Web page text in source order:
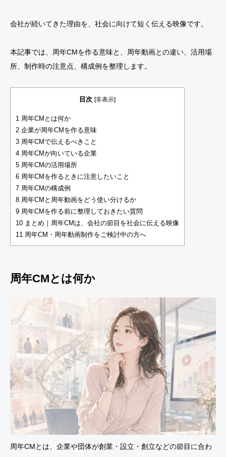
会社が続いてきた理由を、社会に向けて短く伝える映像です。
本記事では、周年CMを作る意味と、周年動画との違い、活用場
所、制作時の注意点、構成例を整理します。
目次 [非表示]
1 周年CMとは何か
2 企業が周年CMを作る意味
3 周年CMで伝えるべきこと
4 周年CMが向いている企業
5 周年CMの活用場所
6 周年CMを作るときに注意したいこと
7 周年CMの構成例
8 周年CMと周年動画をどう使い分けるか
9 周年CMを作る前に整理しておきたい質問
10 まとめ｜周年CMは、会社の節目を社会に伝える映像
11 周年CM・周年動画制作をご検討中の方へ
周年CMとは何か
周年CMとは、企業や団体が創業・設立・創立などの節目に合わ